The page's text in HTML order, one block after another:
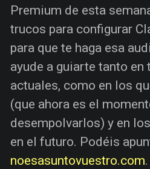
Premium de esta
trucos para configurar
para que te haga esa
ayude a guiarte tanto en
actuales, como en los
(que ahora es el
desempolvarlos) y en
en el futuro. Podéis
noesasuntovuestro.com.